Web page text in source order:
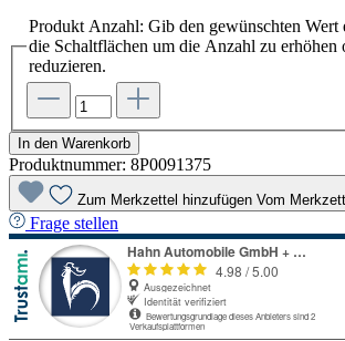
Produkt Anzahl: Gib den gewünschten Wert
die Schaltflächen um die Anzahl zu erhöhen
reduzieren.
In den Warenkorb
Produktnummer: 8P0091375
Zum Merkzettel hinzufügen Vom
Frage stellen